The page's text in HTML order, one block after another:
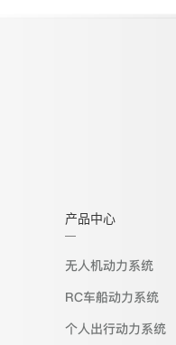
产品中心
无人机动力系统
RC车船动力系统
个人出行动力系统